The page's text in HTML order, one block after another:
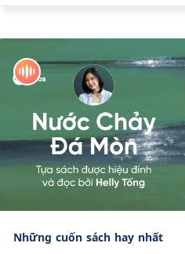
Những cuốn sách hay nhất